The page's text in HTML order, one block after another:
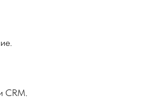
CRM.